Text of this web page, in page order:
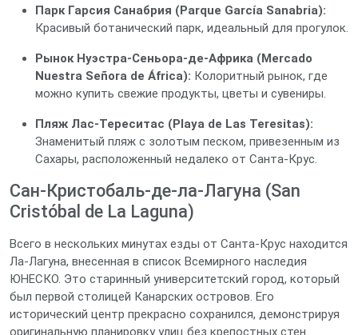
Парк Гарсия Санабрия (Parque García Sanabria):
Красивый ботанический парк, идеальный для прогулок.
Рынок Нуэстра-Сеньора-де-Африка (Mercado
Nuestra Señora de África): Колоритный рынок, где
можно купить свежие продукты, цветы и сувениры.
Пляж Лас-Тереситас (Playa de Las Teresitas):
Знаменитый пляж с золотым песком, привезенным из
Сахары, расположенный недалеко от Санта-Крус.
Сан-Кристобаль-де-ла-Лагуна (San
Cristóbal de La Laguna)
Всего в нескольких минутах езды от Санта-Крус находится
Ла-Лагуна, внесенная в список Всемирного наследия
ЮНЕСКО. Это старинный университетский город, который
был первой столицей Канарских островов. Его
исторический центр прекрасно сохранился, демонстрируя
оригинальную планировку улиц без крепостных стен.